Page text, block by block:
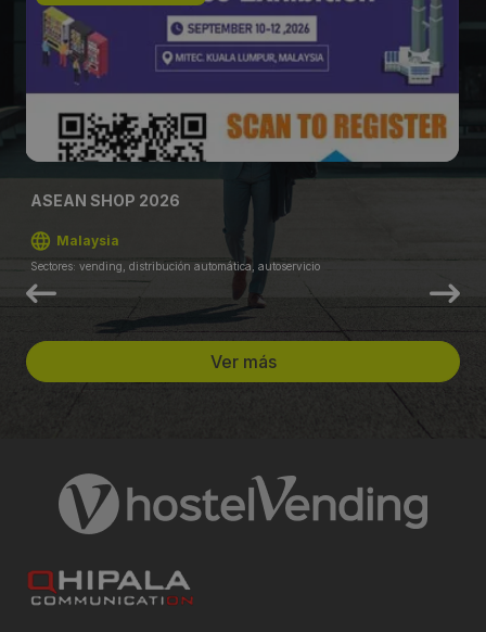
ASEAN SHOP 2026
Malaysia
Sectores: vending, distribución automática, autoservicio
Ver más